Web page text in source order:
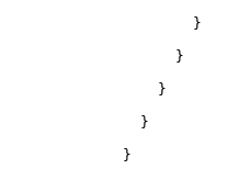
                }
              }
            }
          }
        }